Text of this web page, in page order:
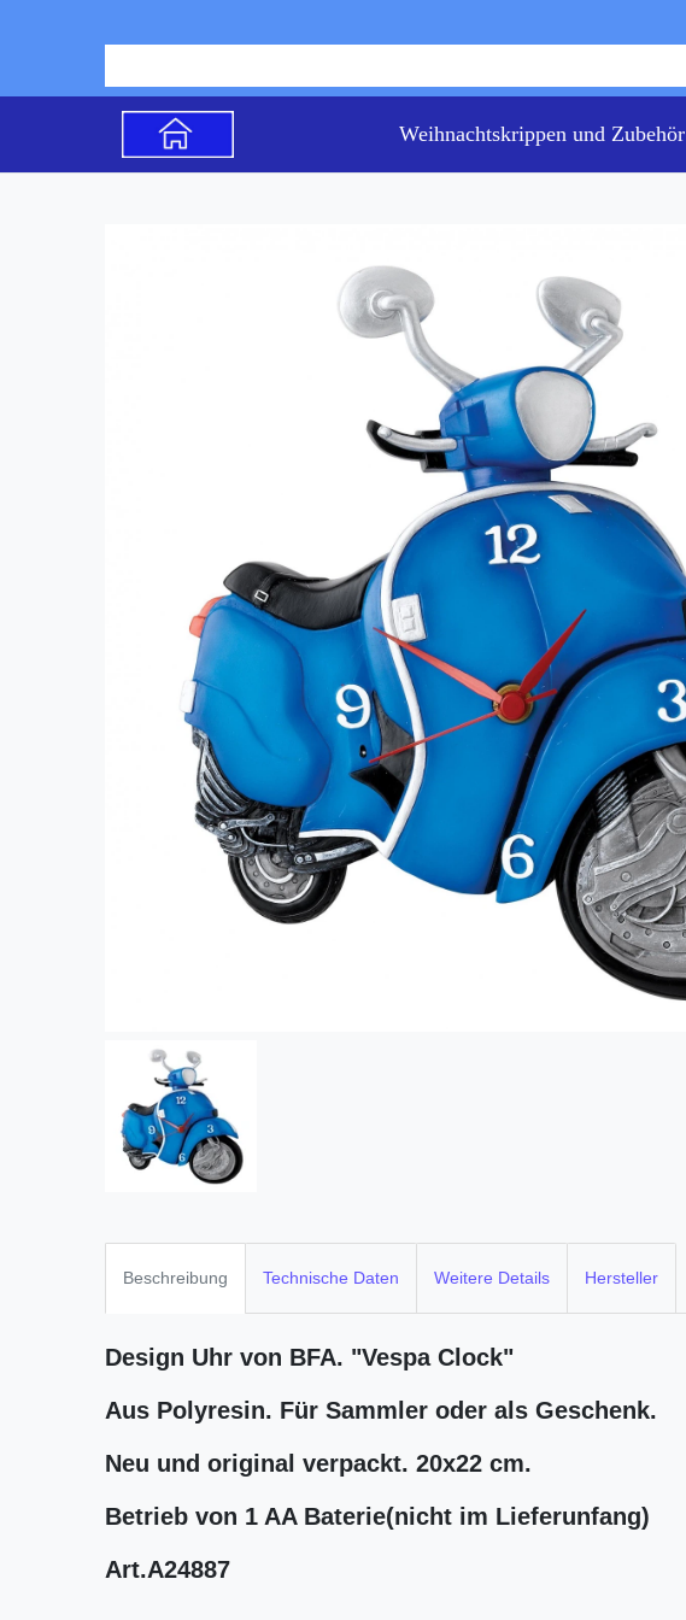
Weihnachtskrippen und Zubehör
Beschreibung Technische Daten Weitere Details Hersteller
Design Uhr von BFA. "Vespa Clock"
Aus Polyresin. Für Sammler oder als Geschenk.
Neu und original verpackt. 20x22 cm.
Betrieb von 1 AA Baterie(nicht im Lieferunfang)
Art.A24887